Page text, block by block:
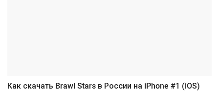
Как скачать Brawl Stars в России на iPhone #1 (iOS)